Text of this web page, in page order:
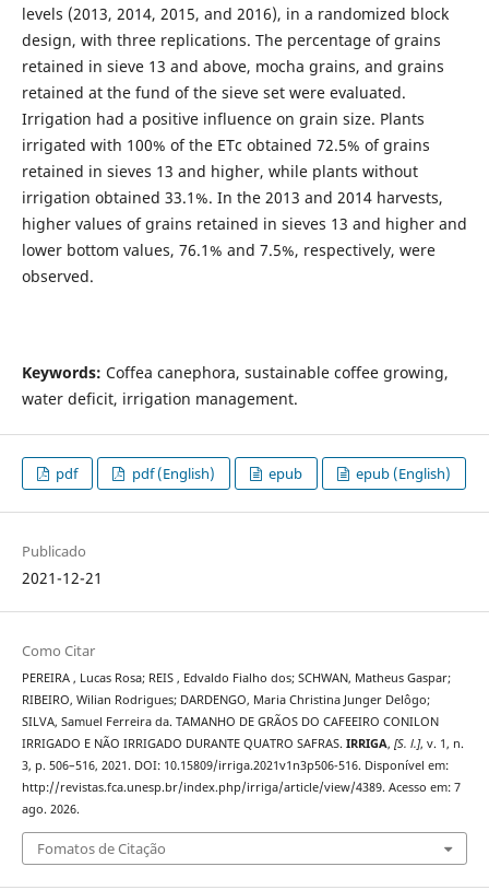
levels (2013, 2014, 2015, and 2016), in a randomized block
design, with three replications. The percentage of grains
retained in sieve 13 and above, mocha grains, and grains
retained at the fund of the sieve set were evaluated.
Irrigation had a positive influence on grain size. Plants
irrigated with 100% of the ETc obtained 72.5% of grains
retained in sieves 13 and higher, while plants without
irrigation obtained 33.1%. In the 2013 and 2014 harvests,
higher values ​​of grains retained in sieves 13 and higher and
lower bottom values, 76.1% and 7.5%, respectively, were
observed.
Keywords: Coffea canephora, sustainable coffee growing,
water deficit, irrigation management.
pdf pdf (English) epub epub (English)
Publicado
2021-12-21
Como Citar
PEREIRA , Lucas Rosa; REIS , Edvaldo Fialho dos; SCHWAN, Matheus Gaspar;
RIBEIRO, Wilian Rodrigues; DARDENGO, Maria Christina Junger Delôgo;
SILVA, Samuel Ferreira da. TAMANHO DE GRÃOS DO CAFEEIRO CONILON
IRRIGADO E NÃO IRRIGADO DURANTE QUATRO SAFRAS. IRRIGA, [S. l.], v. 1, n.
3, p. 506–516, 2021. DOI: 10.15809/irriga.2021v1n3p506-516. Disponível em:
http://revistas.fca.unesp.br/index.php/irriga/article/view/4389. Acesso em: 7
ago. 2026.
Fomatos de Citação